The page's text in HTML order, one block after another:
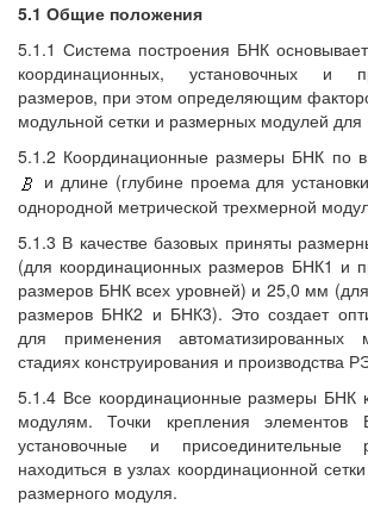
5.1 Общие положения
5.1.1 Система построения БНК
координационных, установочных и
размеров, при этом определяющим
модульной сетки и размерных модулей
5.1.2 Координационные размеры БНК по
и длине (глубине проема для
однородной метрической трехмерной
5.1.3 В качестве базовых приняты
(для координационных размеров БНК1 и
размеров БНК всех уровней) и 25,0 мм
размеров БНК2 и БНК3). Это создает
для применения
стадиях конструирования и производства
5.1.4 Все координационные размеры БНК
модулям. Точки крепления
установочные и присоединительные
находиться в узлах координационной
размерного модуля.